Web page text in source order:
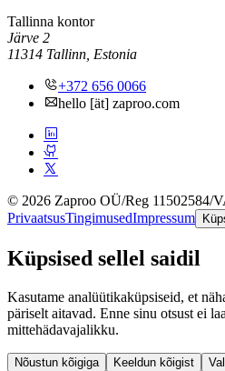
Tallinna kontor
Järve 2
11314 Tallinn, Estonia
+372 656 0066
hello [ät] zaproo.com
© 2026 Zaproo OÜ/Reg 11502584/
PrivaatsusTingimusedImpressum
Küpsised sellel saidil
Kasutame analüütikaküpsiseid, et
päriselt aitavad. Enne sinu otsust ei
mittehädavajalikku.
Nõustun kõigiga Keeldun kõigist